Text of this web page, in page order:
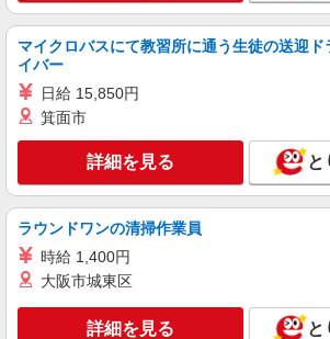
通費全支給(ガソリン代含む)
横浜市金沢区 金沢文
キープ
株式会社kotrio /●YK-H-1502515
＼ゆったりと働きたい方
ーツ交換など
時給1600円〜2250円 ◆
キープ
マイクロバスにて教習所に通う生徒の送迎ド
イバー
日給 15,850円
箕面市
詳細を見る と
ラウンドワンの清掃作業員
時給 1,400円
大阪市城東区
詳細を見る と